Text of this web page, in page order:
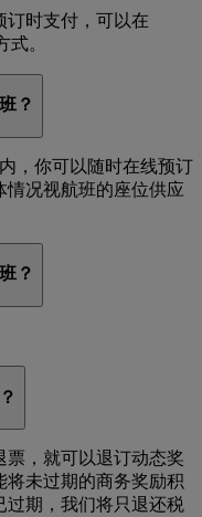
订时支付，可以在
式。
？
，你可以随时在线预订
情况视航班的座位供应
？
票，就可以退订动态奖
将未过期的商务奖励积
过期，我们将只退还税